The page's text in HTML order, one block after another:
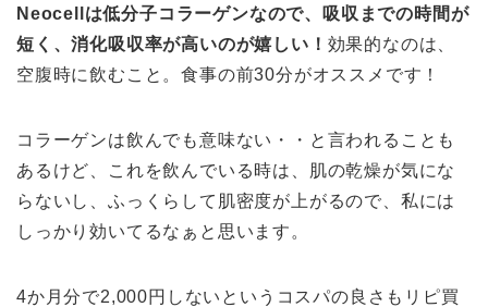
Neocellは低分子コラーゲンなので、吸収までの時間が
短く、消化吸収率が高いのが嬉しい！ 効果的なのは、
空腹時に飲むこと。食事の前30分がオススメです！
コラーゲンは飲んでも意味ない・・と言われることも
あるけど、これを飲んでいる時は、肌の乾燥が気にな
らないし、ふっくらして肌密度が上がるので、私には
しっかり効いてるなぁと思います。
4か月分で2,000円しないというコスパの良さもリピ買